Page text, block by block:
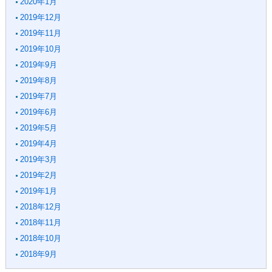
2019年12月
2019年11月
2019年10月
2019年9月
2019年8月
2019年7月
2019年6月
2019年5月
2019年4月
2019年3月
2019年2月
2019年1月
2018年12月
2018年11月
2018年10月
2018年9月